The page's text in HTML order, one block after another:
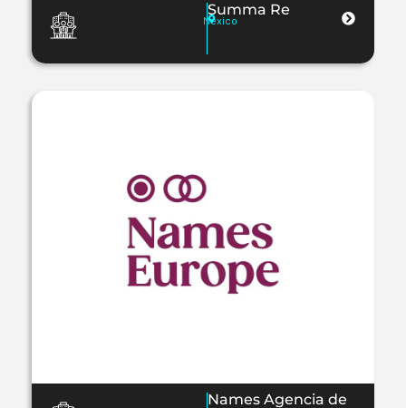
Summa Re
Mexico
Names Agencia de